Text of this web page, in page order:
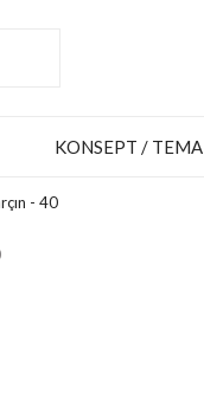
KONSEPT / TEMA
- 40